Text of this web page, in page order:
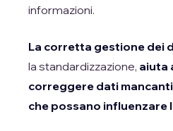
informazioni.
La corretta gestione dei
la standardizzazione, aiuta
correggere dati
che possano influenzare